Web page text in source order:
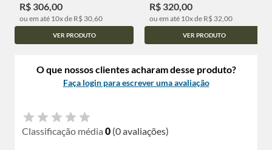
R$ 306,00
ou em até 10x de R$ 30,60
VER PRODUTO
R$ 320,00
ou em até 10x de R$ 32,00
VER PRODUTO
O que nossos clientes acharam desse produto?
Faça login para escrever uma avaliação
Classificação média 0 (0 avaliações)